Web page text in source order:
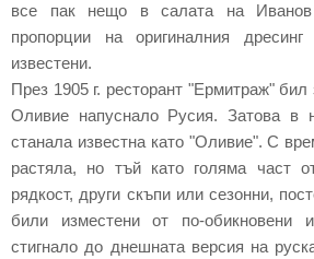
все пак нещо в салата на Иванов
пропорции на оригиналния
известени.
През 1905 г. ресторант "Ермитраж" бил
Оливие напуснало Русия. Затова в
станала известна като "Оливие". С
растяла, но тъй като голяма част
рядкост, други скъпи или сезонни,
били изместени от по-обикновени
стигнало до днешната версия на